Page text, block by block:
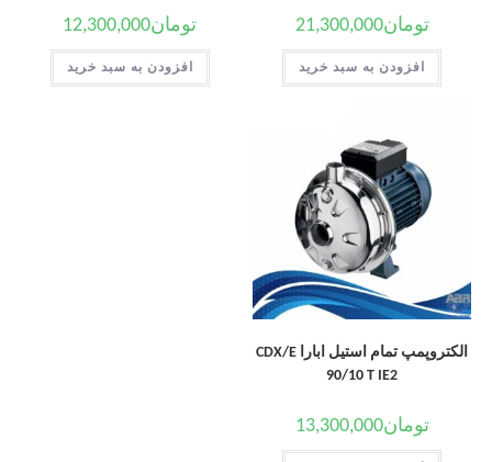
تومان21,300,000
افزودن به سبد خرید
تومان12,300,000
افزودن به سبد خرید
الکتروپمپ تمام استیل ابارا CDX/E
90/10 T IE2
تومان13,300,000